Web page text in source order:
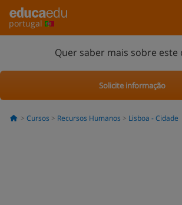
portugal
Quer saber mais sobre este
Solicite informação
Cursos Recursos Humanos Lisboa - Cidade